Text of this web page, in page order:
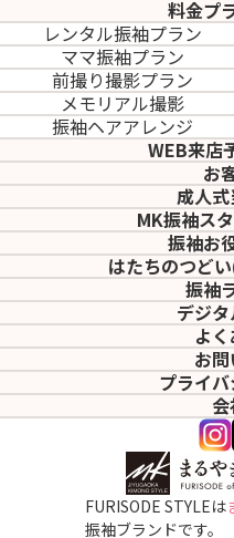
料金プ
レンタル振袖プラン
ママ振袖プラン
前撮り撮影プラン
メモリアル撮影
振袖ヘアアレンジ
WEB来店
お
成人
MK振袖ス
振袖お
はたちのつど
振袖
デジ
よ
お
プライ
FURISODE STYLEは
振袖ブランドです。